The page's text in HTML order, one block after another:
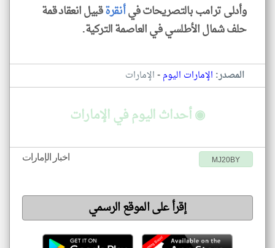
وأدلى ⁠ترامب ​بالتصريحات ⁠فيأنقرةقبيل ⁠انعقاد ⁠قمة
حلف شمال الأطلسي في العاصمة ‌التركية.
المصدر: الإمارات اليوم-الإمارات
◉ أحداث اليوم في الإمارات
اخبار الإمارات MJ20BY
إقرأ على الموقع الرسمي